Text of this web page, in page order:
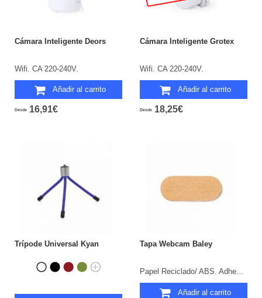
Cámara Inteligente Deors
Wifi. CA 220-240V.
Añadir al carrito
Desde 16,91€
Cámara Inteligente Grotex
Wifi. CA 220-240V.
Añadir al carrito
Desde 18,25€
Trípode Universal Kyan Tapa Webcam Baley
Papel Reciclado/ ABS. Adhesivo.
Añadir al carrito